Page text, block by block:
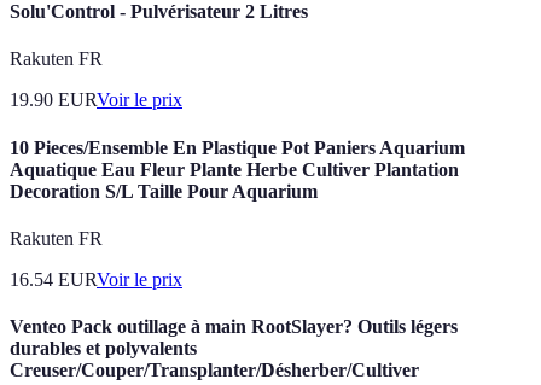
Solu'Control - Pulvérisateur 2 Litres
Rakuten FR
19.90 EURVoir le prix
10 Pieces/Ensemble En Plastique Pot Paniers Aquarium
Aquatique Eau Fleur Plante Herbe Cultiver Plantation
Decoration S/L Taille Pour Aquarium
Rakuten FR
16.54 EURVoir le prix
Venteo Pack outillage à main RootSlayer? Outils légers
durables et polyvalents
Creuser/Couper/Transplanter/Désherber/Cultiver